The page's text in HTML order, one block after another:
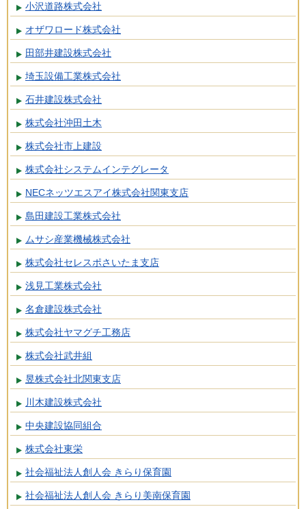
小沢道路株式会社
オザワロード株式会社
田部井建設株式会社
埼玉設備工業株式会社
石井建設株式会社
株式会社沖田土木
株式会社市上建設
株式会社システムインテグレータ
NECネッツエスアイ株式会社関東支店
島田建設工業株式会社
ムサシ産業機械株式会社
株式会社セレスポさいたま支店
浅見工業株式会社
名倉建設株式会社
株式会社ヤマグチ工務店
株式会社武井組
昱株式会社北関東支店
川木建設株式会社
中央建設協同組合
株式会社東栄
社会福祉法人創人会 きらり保育園
社会福祉法人創人会 きらり美南保育園